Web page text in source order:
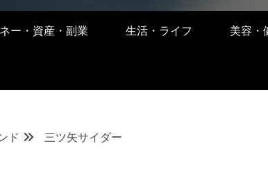
ー・資産・副業 生活・ライフ 美容・
ド 三ツ矢サイダー